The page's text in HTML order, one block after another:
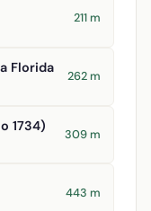
211 m
Florida
262 m
1734)
309 m
443 m